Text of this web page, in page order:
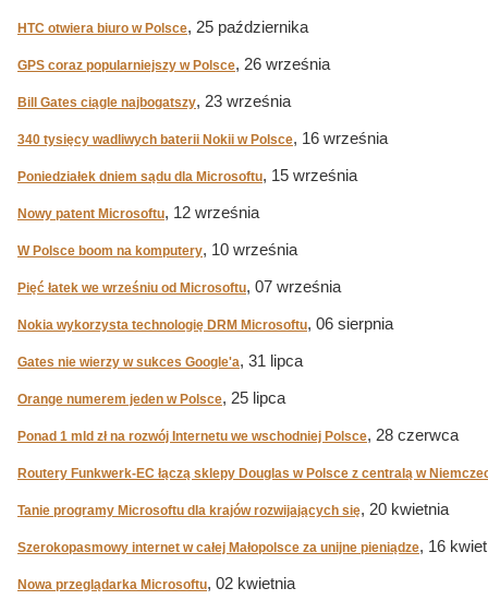
HTC otwiera biuro w Polsce, 25 października
GPS coraz popularniejszy w Polsce, 26 września
Bill Gates ciągle najbogatszy, 23 września
340 tysięcy wadliwych baterii Nokii w Polsce, 16 września
Poniedziałek dniem sądu dla Microsoftu, 15 września
Nowy patent Microsoftu, 12 września
W Polsce boom na komputery, 10 września
Pięć łatek we wrześniu od Microsoftu, 07 września
Nokia wykorzysta technologię DRM Microsoftu, 06 sierpnia
Gates nie wierzy w sukces Google'a, 31 lipca
Orange numerem jeden w Polsce, 25 lipca
Ponad 1 mld zł na rozwój Internetu we wschodniej Polsce, 28 czerwca
Routery Funkwerk-EC łączą sklepy Douglas w Polsce z centralą w
Tanie programy Microsoftu dla krajów rozwijających się, 20 kwietnia
Szerokopasmowy internet w całej Małopolsce za unijne pieniądze, 16
Nowa przeglądarka Microsoftu, 02 kwietnia